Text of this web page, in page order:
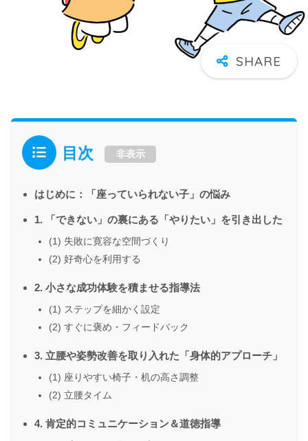
目次 非表示
はじめに：「座っていられない子」の悩み
1. 「できない」の裏にある「やりたい」を引き出した
(1) 失敗に寛容な空間づくり
(2) 好奇心を利用する
2. 小さな成功体験を積ませる指導法
(1) ステップを細かく設定
(2) すぐに褒め・フィードバック
3. 立腰や姿勢改善を取り入れた「身体的アプローチ」
(1) 座りやすい椅子・机の高さ調整
(2) 立腰タイム
4. 肯定的コミュニケーション＆道徳指導